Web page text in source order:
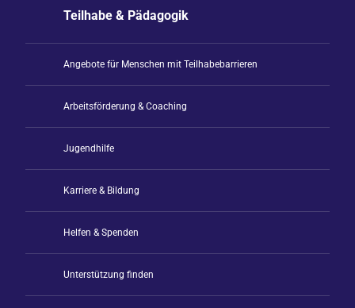
Teilhabe & Pädagogik
Angebote für Menschen mit Teilhabebarrieren
Arbeitsförderung & Coaching
Jugendhilfe
Karriere & Bildung
Helfen & Spenden
Unterstützung finden